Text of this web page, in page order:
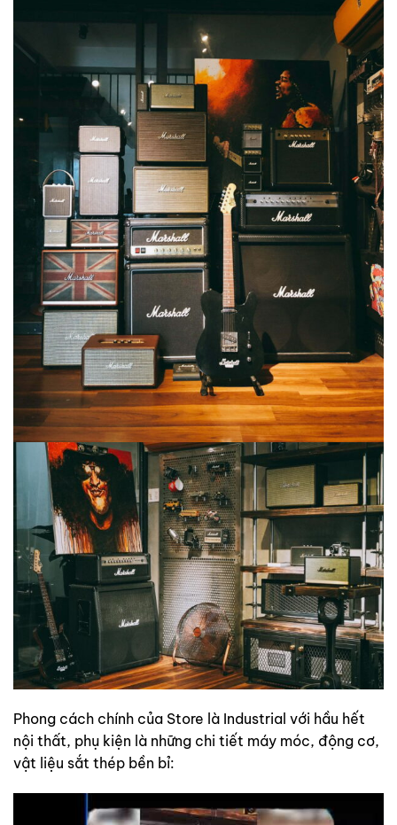
Phong cách chính của Store là Industrial với hầu hết
nội thất, phụ kiện là những chi tiết máy móc, động cơ,
vật liệu sắt thép bền bỉ: